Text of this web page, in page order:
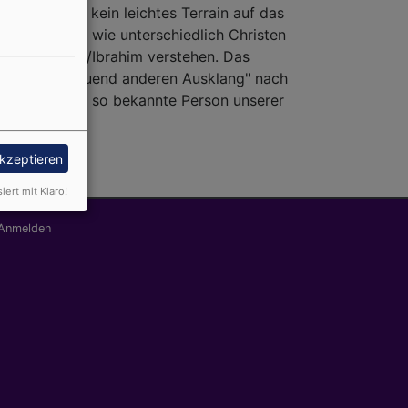
Es ist kein leichtes Terrain auf das
zurück, wie unterschiedlich Christen
Abraham/Ibrahim verstehen. Das
"wohltuend anderen Ausklang" nach
so bekannte Person unserer
mit Klaro!